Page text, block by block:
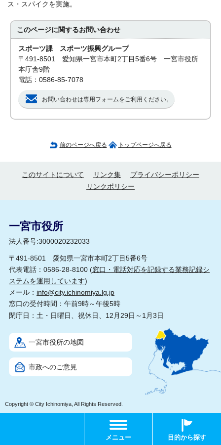
ス・スパイクを実施。
このページに関するお問い合わせ
スポーツ課 スポーツ振興グループ
〒491-8501 愛知県一宮市本町2丁目5番6号 一宮市役所
本庁舎9階
電話：0586-85-7078
お問い合わせは専用フォームをご利用ください。
前のページへ戻る トップページへ戻る
メニュー 目的から探す
このサイトについて リンク集
プライバシーポリシー
リンクポリシー
一宮市役所
法人番号:3000020232033
〒491-8501 愛知県一宮市本町2丁目5番6号
代表電話：0586-28-8100 (窓口・電話対応を記録する業務記録シ
ステムを運用しています)
メール： info@city.ichinomiya.lg.jp
窓口の受付時間：午前9時～午後5時
閉庁日：土・日曜日、祝休日、12月29日～1月3日
一宮市役所の地図
市政へのご意見
Copyright © City Ichinomiya, All Rights Reserved.